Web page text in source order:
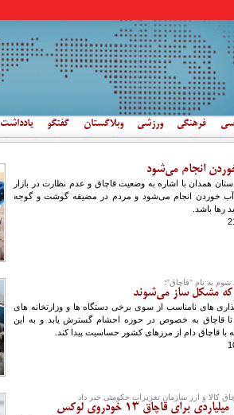
فرهنگی ورزشی وبلاگستان گفتگو یادداشت
انجام می‌شود
همدان با اشاره به وضعیت قاچاق و عدم نظارت در بازار
خوردن انجام می‌شود و مردم در مضیقه گوشت و گوجه
به نام "قاچاق"؛
که مشکل ساز می‌شوند
های نامناسب از سوی برخی دستگاه ها و وزارتخانه های
قاچاق به خصوص در حوزه احشام گسترش یابد و به این
با قاچاق دام از مرزهای کشور حساسیت پیدا کند.
کالا و ارز سازمان تعزیرات حکومتی خبر داد